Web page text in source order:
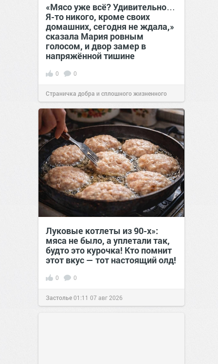
«Мясо уже всё? Удивительно…
Я-то никого, кроме своих
домашних, сегодня не ждала,»
сказала Мария ровным
голосом, и двор замер в
напряжённой тишине
0 0
Страничка добра и сплошного жизненного
позитива!15:3807 авг 2026
Луковые котлеты из 90-х»:
мяса не было, а уплетали так,
будто это курочка! Кто помнит
этот вкус — тот настоящий олд!
0 0
Застолье01:11 07 авг 2026